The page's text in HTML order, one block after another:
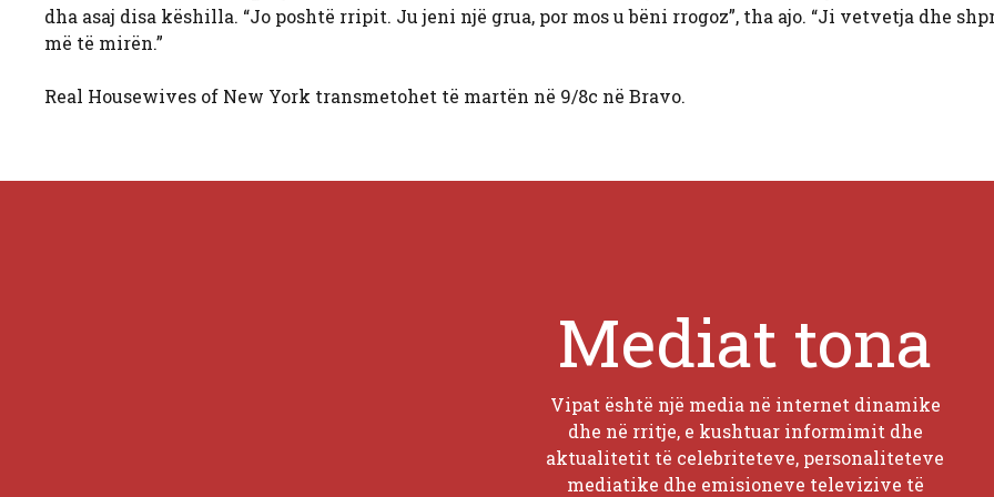
dha asaj disa këshilla. “Jo poshtë rripit. Ju jeni një grua, por mos u bëni rrogoz”, tha ajo. “Ji vetvetja dhe
më të mirën.”
Real Housewives of New York transmetohet të martën në 9/8c në Bravo.
Mediat tona
Vipat është një media në internet dinamike
dhe në rritje, e kushtuar informimit dhe
aktualitetit të celebriteteve, personaliteteve
mediatike dhe emisioneve televizive të